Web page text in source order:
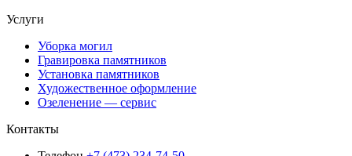
Услуги
Уборка могил
Гравировка памятников
Установка памятников
Художественное оформление
Озеленение — сервис
Контакты